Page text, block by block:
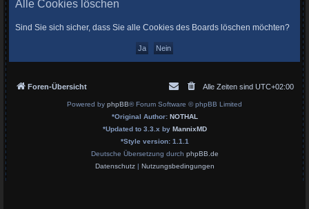
Alle Cookies löschen
Sind Sie sich sicher, dass Sie alle Cookies des Boards löschen möchten?
Foren-Übersicht Alle Zeiten sind UTC+02:00
Powered by phpBB® Forum Software © phpBB Limited
*Original Author: NOTHAL
*Updated to 3.3.x by MannixMD
*Style version: 1.1.1
Deutsche Übersetzung durch phpBB.de
Datenschutz| Nutzungsbedingungen